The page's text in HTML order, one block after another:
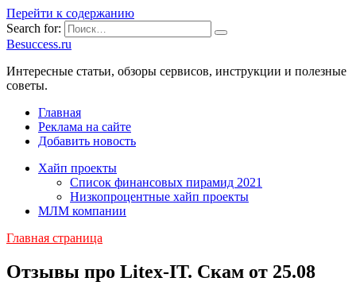
Перейти к содержанию
Search for:
Besuccess.ru
Интересные статьи, обзоры сервисов, инструкции и полезные
советы.
Главная
Реклама на сайте
Добавить новость
Хайп проекты
Список финансовых пирамид 2021
Низкопроцентные хайп проекты
МЛМ компании
Главная страница
Отзывы про Litex-IT. Скам от 25.08